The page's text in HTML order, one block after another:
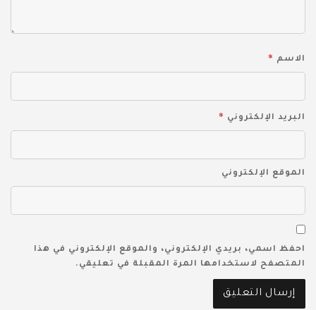
الاسم *
البريد الإلكتروني *
الموقع الإلكتروني
احفظ اسمي، بريدي الإلكتروني، والموقع الإلكتروني في هذا
المتصفح لاستخدامها المرة المقبلة في تعليقي.